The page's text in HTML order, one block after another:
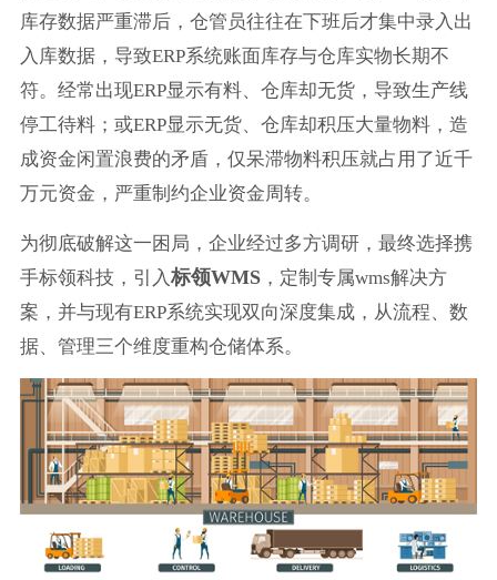
库存数据严重滞后，仓管员往往在下班后才集中录入出
入库数据，导致ERP系统账面库存与仓库实物长期不
符。经常出现ERP显示有料、仓库却无货，导致生产线
停工待料；或ERP显示无货、仓库却积压大量物料，造
成资金闲置浪费的矛盾，仅呆滞物料积压就占用了近千
万元资金，严重制约企业资金周转。
为彻底破解这一困局，企业经过多方调研，最终选择携
手标领科技，引入标领WMS，定制专属wms解决方
案，并与现有ERP系统实现双向深度集成，从流程、数
据、管理三个维度重构仓储体系。